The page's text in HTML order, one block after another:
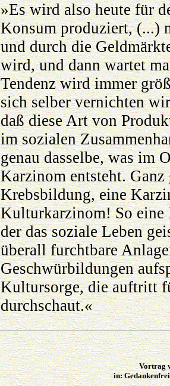
»Es wird also heute für
Konsum produziert, (...)
und durch die
wird, und dann wartet
Tendenz wird immer
sich selber vernichten
daß diese Art von
im sozialen
genau dasselbe, was im
Karzinom entsteht. Ganz
Krebsbildung, eine
Kulturkarzinom! So eine
der das soziale Leben
überall furchtbare
Geschwürbildungen
Kultursorge, die auftritt
durchschaut.«
Vortrag
in: